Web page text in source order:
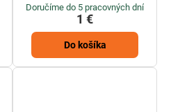
Doručíme do 5 pracovných dní
1 €
Do košíka